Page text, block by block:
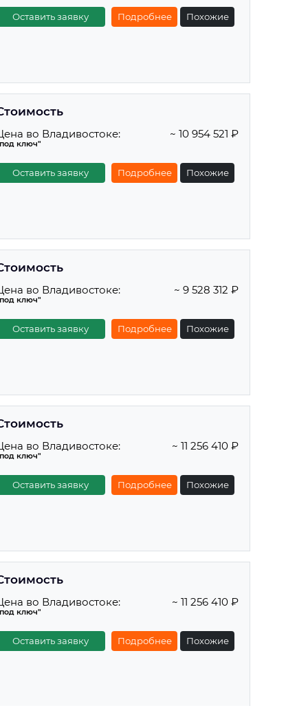
Оставить заявку Подробнее Похожие
во Владивостоке:
ключ"
~ 10 954 521 ₽
Оставить заявку Подробнее Похожие
во Владивостоке:
ключ"
~ 9 528 312 ₽
Оставить заявку Подробнее Похожие
во Владивостоке:
ключ"
~ 11 256 410 ₽
Оставить заявку Подробнее Похожие
во Владивостоке:
ключ"
~ 11 256 410 ₽
Оставить заявку Подробнее Похожие